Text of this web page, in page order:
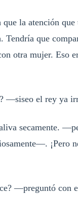
la atención que
Tendría que
otra mujer. Eso
—siseo el rey ya
secamente.
¡Pero
—preguntó con